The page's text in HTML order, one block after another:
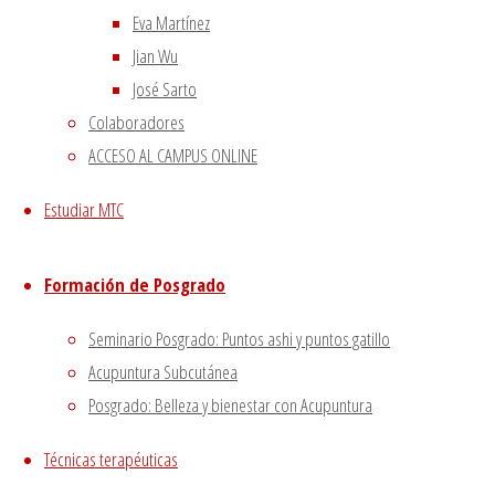
Eva Martínez
Jian Wu
José Sarto
Colaboradores
ACCESO AL CAMPUS ONLINE
Estudiar MTC
Formación de Posgrado
Seminario Posgrado: Puntos ashi y puntos gatillo
Acupuntura Subcutánea
Posgrado: Belleza y bienestar con Acupuntura
Técnicas terapéuticas
Política de privacidad
Volver arriba
Instagram
Utilizamos cookies propias
de navegación.